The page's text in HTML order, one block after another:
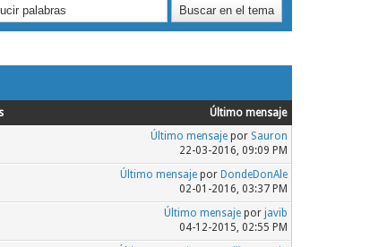
Último mensaje
Último mensajepor Sauron
22-03-2016, 09:09 PM
Último mensajepor DondeDonAle
02-01-2016, 03:37 PM
Último mensajepor javib
04-12-2015, 02:55 PM